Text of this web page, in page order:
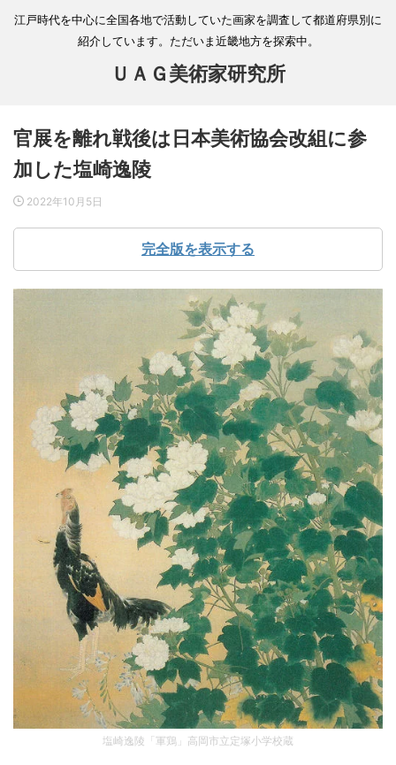
江戸時代を中心に全国各地で活動していた画家を調査して都道府県別に
紹介しています。ただいま近畿地方を探索中。
ＵＡＧ美術家研究所
官展を離れ戦後は日本美術協会改組に参
加した塩崎逸陵
2022年10月5日
完全版を表示する
塩崎逸陵「軍鶏」高岡市立定塚小学校蔵